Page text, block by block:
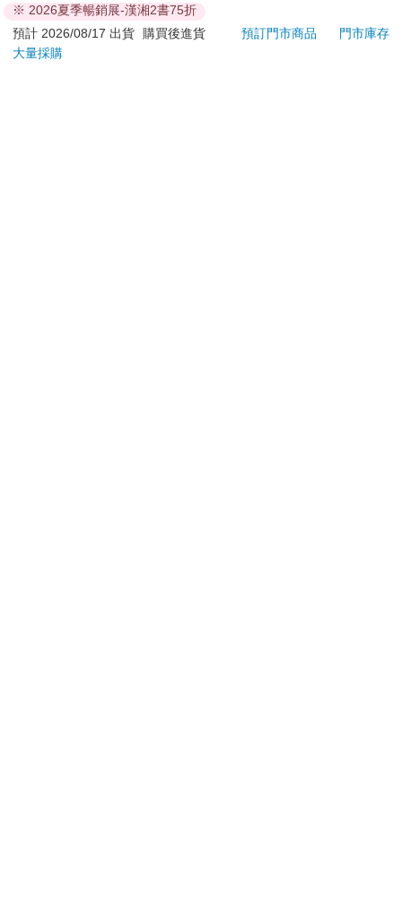
退換貨須知：
**提醒您，鑑賞期不等於試用期，退回商品須為全新狀態**
依據「消費者保護法」第19條及行政院消費者保護處公告之
※ 2026夏季暢銷展-漢湘2書75折
預計 2026/08/17 出貨
購買後進貨 預訂門市商品
門市庫存
大量採購